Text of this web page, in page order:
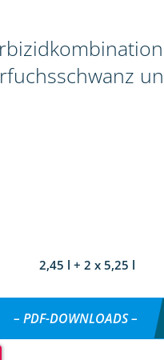
2,45 l + 2 x 5,25 l
– PDF-DOWNLOADS –